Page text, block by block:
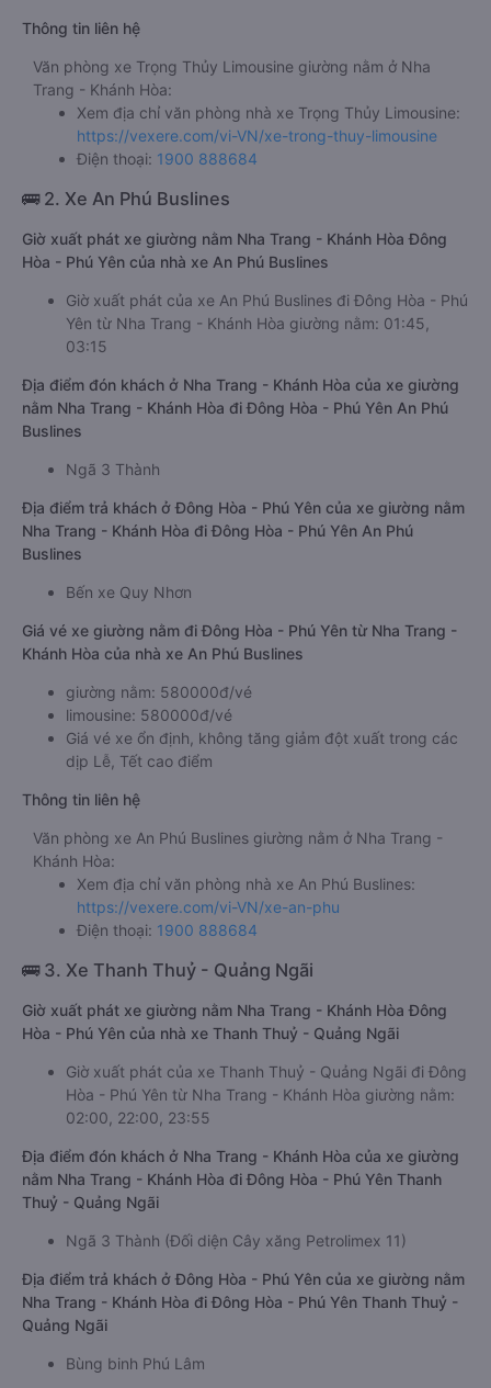
Thông tin liên hệ
Văn phòng xe Trọng Thủy Limousine giường nằm ở Nha
Trang - Khánh Hòa:
Xem địa chỉ văn phòng nhà xe Trọng Thủy Limousine:
https://vexere.com/vi-VN/xe-trong-thuy-limousine
Điện thoại: 1900 888684
🚌 2. Xe An Phú Buslines
Giờ xuất phát xe giường nằm Nha Trang - Khánh Hòa Đông
Hòa - Phú Yên của nhà xe An Phú Buslines
Giờ xuất phát của xe An Phú Buslines đi Đông Hòa - Phú
Yên từ Nha Trang - Khánh Hòa giường nằm: 01:45,
03:15
Địa điểm đón khách ở Nha Trang - Khánh Hòa của xe giường
nằm Nha Trang - Khánh Hòa đi Đông Hòa - Phú Yên An Phú
Buslines
Ngã 3 Thành
Địa điểm trả khách ở Đông Hòa - Phú Yên của xe giường nằm
Nha Trang - Khánh Hòa đi Đông Hòa - Phú Yên An Phú
Buslines
Bến xe Quy Nhơn
Giá vé xe giường nằm đi Đông Hòa - Phú Yên từ Nha Trang -
Khánh Hòa của nhà xe An Phú Buslines
giường nằm: 580000đ/vé
limousine: 580000đ/vé
Giá vé xe ổn định, không tăng giảm đột xuất trong các
dịp Lễ, Tết cao điểm
Thông tin liên hệ
Văn phòng xe An Phú Buslines giường nằm ở Nha Trang -
Khánh Hòa:
Xem địa chỉ văn phòng nhà xe An Phú Buslines:
https://vexere.com/vi-VN/xe-an-phu
Điện thoại: 1900 888684
🚌 3. Xe Thanh Thuỷ - Quảng Ngãi
Giờ xuất phát xe giường nằm Nha Trang - Khánh Hòa Đông
Hòa - Phú Yên của nhà xe Thanh Thuỷ - Quảng Ngãi
Giờ xuất phát của xe Thanh Thuỷ - Quảng Ngãi đi Đông
Hòa - Phú Yên từ Nha Trang - Khánh Hòa giường nằm:
02:00, 22:00, 23:55
Địa điểm đón khách ở Nha Trang - Khánh Hòa của xe giường
nằm Nha Trang - Khánh Hòa đi Đông Hòa - Phú Yên Thanh
Thuỷ - Quảng Ngãi
Ngã 3 Thành (Đối diện Cây xăng Petrolimex 11)
Địa điểm trả khách ở Đông Hòa - Phú Yên của xe giường nằm
Nha Trang - Khánh Hòa đi Đông Hòa - Phú Yên Thanh Thuỷ -
Quảng Ngãi
Bùng binh Phú Lâm